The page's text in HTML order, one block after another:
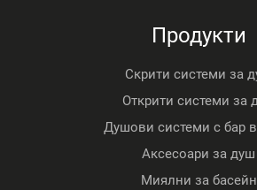
Продукти
Скрити системи за
Открити системи за
Душови системи с бар
Аксесоари за душ
Миялни за басейн